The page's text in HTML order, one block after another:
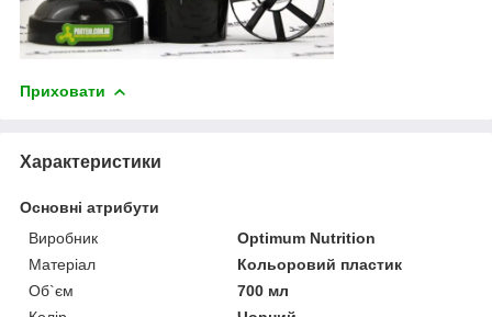
Приховати
Характеристики
Основні атрибути
Виробник
Optimum Nutrition
Матеріал
Кольоровий пластик
Об`єм
700 мл